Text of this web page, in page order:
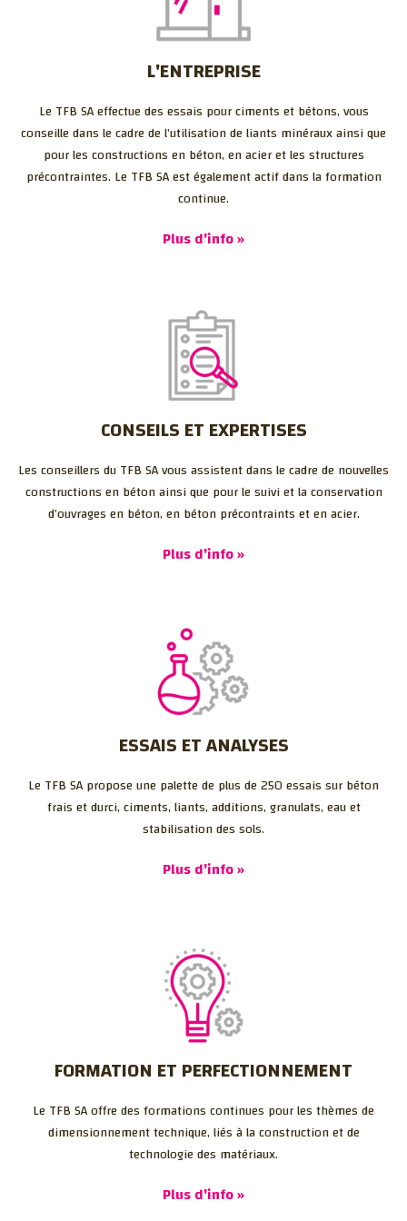
L'ENTREPRISE
Le TFB SA effectue des essais pour ciments et bétons, vous
conseille dans le cadre de l’utilisation de liants minéraux ainsi que
pour les constructions en béton, en acier et les structures
précontraintes. Le TFB SA est également actif dans la formation
continue.
Plus d'info »
CONSEILS ET EXPERTISES
Les conseillers du TFB SA vous assistent dans le cadre de nouvelles
constructions en béton ainsi que pour le suivi et la conservation
d’ouvrages en béton, en béton précontraints et en acier.
Plus d'info »
ESSAIS ET ANALYSES
Le TFB SA propose une palette de plus de 250 essais sur béton
frais et durci, ciments, liants, additions, granulats, eau et
stabilisation des sols.
Plus d'info »
FORMATION ET PERFECTIONNEMENT
Le TFB SA offre des formations continues pour les thèmes de
dimensionnement technique, liés à la construction et de
technologie des matériaux.
Plus d'info »